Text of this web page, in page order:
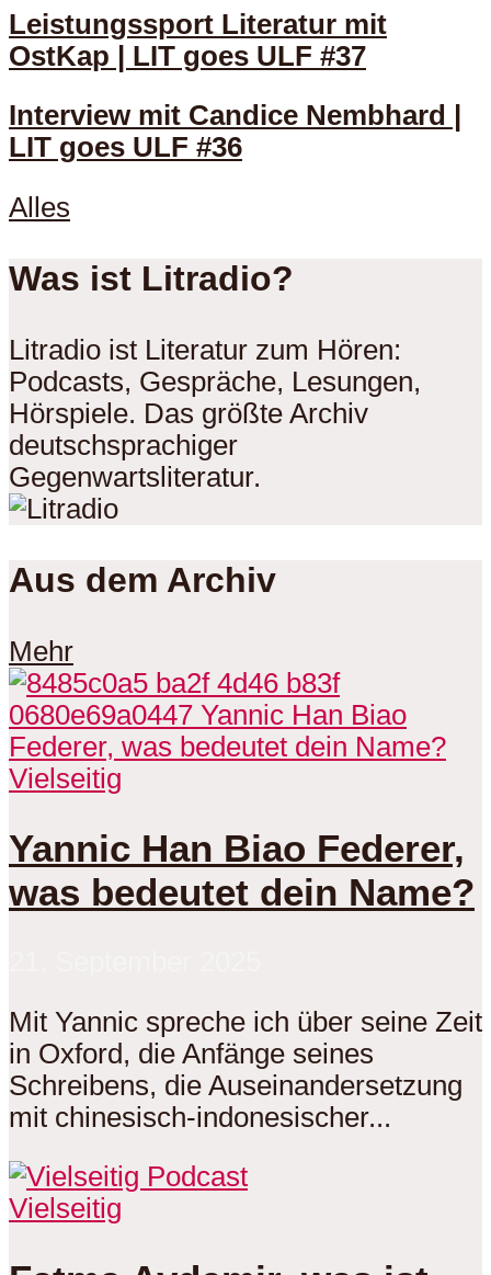
Leistungssport Literatur mit
OstKap | LIT goes ULF #37
Interview mit Candice Nembhard |
LIT goes ULF #36
Alles
Was ist Litradio?
Litradio ist Literatur zum Hören:
Podcasts, Gespräche, Lesungen,
Hörspiele. Das größte Archiv
deutschsprachiger
Gegenwartsliteratur.
Aus dem Archiv
Mehr
Vielseitig
Yannic Han Biao Federer,
was bedeutet dein Name?
Mit Yannic spreche ich über seine Zeit
in Oxford, die Anfänge seines
Schreibens, die Auseinandersetzung
mit chinesisch-indonesischer...
Vielseitig